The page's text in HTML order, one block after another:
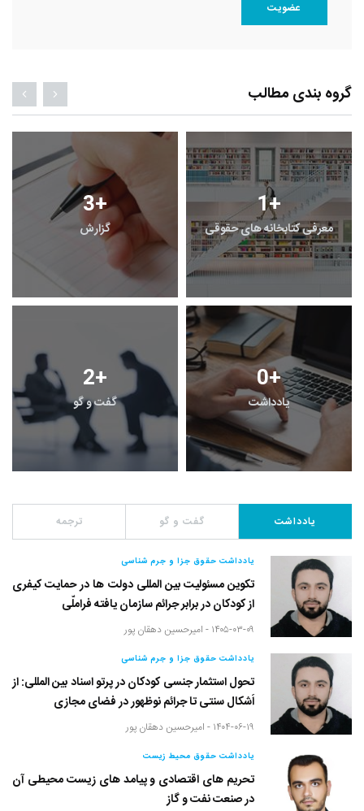
عضویت
گروه بندی مطالب
3+
گزارش
1+
معرفی کتابخانه های حقوقی
2+
گفت و گو
0+
یادداشت
یادداشت گفت و گو ترجمه
یادداشت حقوق جزا و جرم شناسی
تکوین مسئولیت بین المللی دولت ها در حمایت کیفری
از کودکان در برابر جرائم سازمان یافته فراملّی
۱۴۰۵-۰۳-۰۹ - امیرحسین دهقان پور
یادداشت حقوق جزا و جرم شناسی
تحول استثمار جنسی کودکان در پرتو اسناد بین المللی: از
اَشکال سنتی تا جرائم نوظهور در فضای مجازی
۱۴۰۴-۰۶-۱۹ - امیرحسین دهقان پور
یادداشت حقوق محیط زیست
تحریم های اقتصادی و پیامد های زیست محیطی آن
در صنعت نفت و گاز